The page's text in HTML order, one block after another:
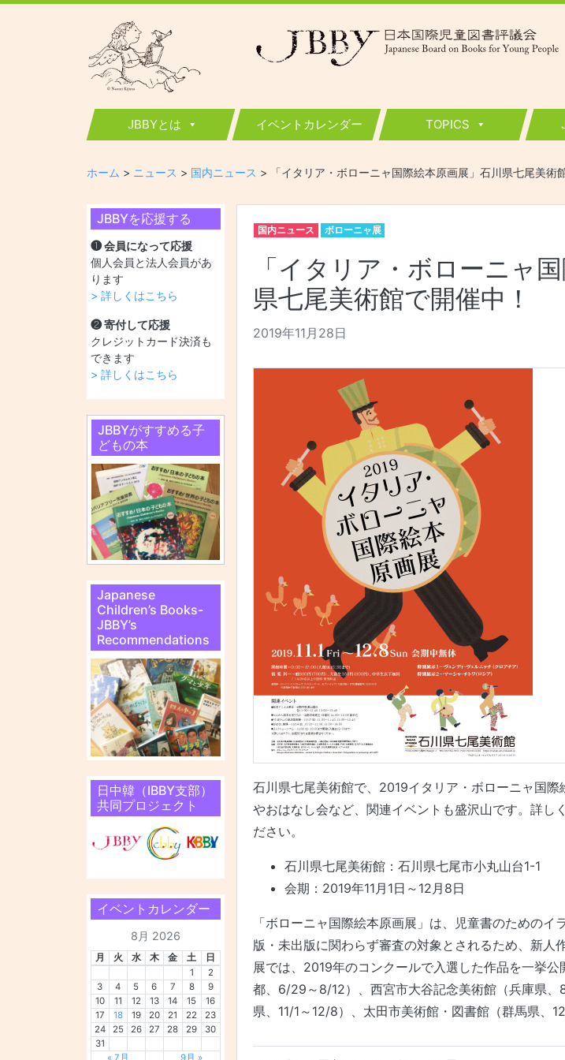
JBBY
日本国際児童図書評議会
JBBYとは イベントカレンダー TOPICS
ホーム > ニュース > 国内ニュース > 「イタリア・ボローニャ国際絵本原画展」石川県七尾美術
JBBYを応援する
❶ 会員になって応援
個人会員と法人会員があ
ります
> 詳しくはこちら
❷ 寄付して応援
クレジットカード決済も
できます
> 詳しくはこちら
JBBYがすすめる子
どもの本
Japanese
Children’s Books-
JBBY’s
Recommendations
日中韓（IBBY支部）
共同プロジェクト
イベントカレンダー
8月 2026
月 火 水 木 金 土
日
1
2
3
4 5 6 7 8
9
10
11 12 13 14 15
16
17
18 19 20 21 22
23
24
25 26 27 28 29
30
31
« 7月
9月 »
国内ニュース ボローニャ展
「イタリア・ボローニャ
県七尾美術館で開催中！
2019年11月28日
石川県七尾美術館で、2019イタリア・ボローニャ国
やおはなし会など、関連イベントも盛沢山です。詳しく
ださい。
石川県七尾美術館：石川県七尾市小丸山台1-1
会期：2019年11月1日～12月8日
「ボローニャ国際絵本原画展」は、児童書のための
版・未出版に関わらず審査の対象とされるため、新人
展では、2019年のコンクールで入選した作品を一挙
都、6/29～8/12）、西宮市大谷記念美術館（兵庫県
県、11/1～12/8）、太田市美術館・図書館（群馬県、